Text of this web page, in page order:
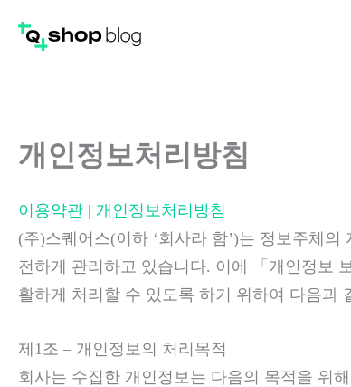
개인정보처리방침
이용약관 | 개인정보처리방침
(주)스퀘어스(이하 ‘회사라 함’)는 정보주체
전하게 관리하고 있습니다. 이에 「개인정보
활하게 처리할 수 있도록 하기 위하여 다음과
제1조 – 개인정보의 처리목적
회사는 수집한 개인정보는 다음의 목적을 위